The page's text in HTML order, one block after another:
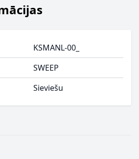
KSMANL-00_
SWEEP
Sieviešu